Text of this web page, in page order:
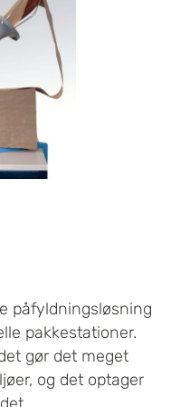
påfyldningsløsning
pakkestationer.
gør det meget
og det optager